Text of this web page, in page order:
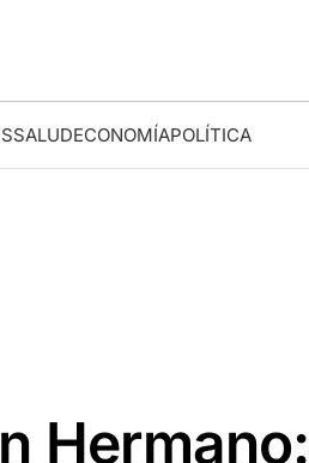
SALUDECONOMÍAPOLÍTICA